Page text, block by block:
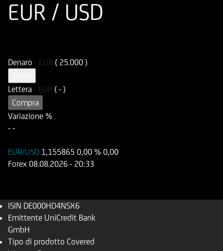
EUR / USD
Denaro - EUR ( 25.000 )
Lettera - EUR ( - )
Compra
Variazione %
- -
-
EUR/USD 1,155865 0,00 % 0,00
Forex 08.08.2026 - 20:33
ISIN DE000HD4NSX6
Emittente UniCredit Bank
GmbH
Tipo di prodotto Covered